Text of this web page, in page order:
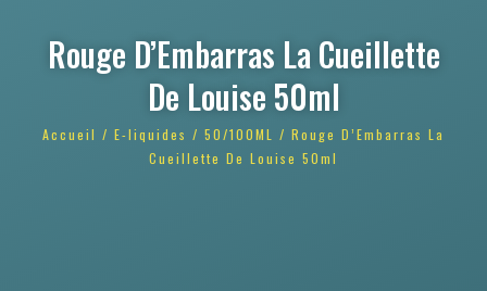
Rouge D’Embarras La Cueillette
De Louise 50ml
Accueil / E-liquides / 50/100ML / Rouge D’Embarras La
Cueillette De Louise 50ml